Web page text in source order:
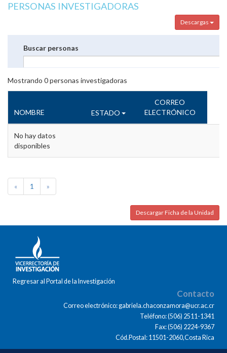
PERSONAS INVESTIGADORAS
Descargas
Buscar personas
Mostrando 0personas investigadoras
NOMBRE ESTADO
CORREO
ELECTRÓNICO
No hay datos
disponibles
« 1 »
Descargar Ficha de la Unidad
Regresar al Portal de la Investigación
Contacto
Correo electrónico: gabriela.chaconzamora@ucr.ac.cr
Teléfono: (506) 2511-1341
Fax: (506) 2224-9367
Cód.Postal: 11501-2060,Costa Rica